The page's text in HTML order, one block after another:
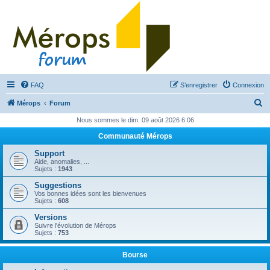
FAQ Connexion
S’enregistrer
Mérops Forum
h
r
Nous sommes le dim. 09 août 2026 6:06
Communauté Mérops
Support
Aide, anomalies, ...
Sujets : 1943
Suggestions
Vos bonnes idées sont les bienvenues
Sujets : 608
Versions
Suivre l'évolution de Mérops
Sujets : 753
Bourse